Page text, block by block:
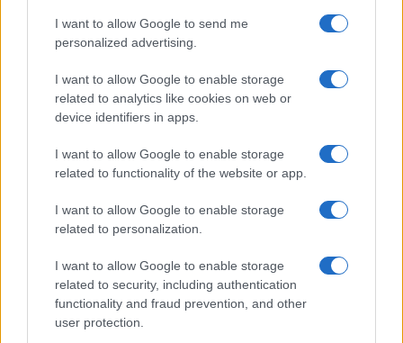
I want to allow Google to send me
personalized advertising.
I want to allow Google to enable storage
related to analytics like cookies on web or
device identifiers in apps.
I want to allow Google to enable storage
related to functionality of the website or app.
I want to allow Google to enable storage
related to personalization.
I want to allow Google to enable storage
related to security, including authentication
functionality and fraud prevention, and other
user protection.
MILANOCORTINA26 (I LUOGHI)
Alpi sostenibili: come scegliere alloggi, trasporti e